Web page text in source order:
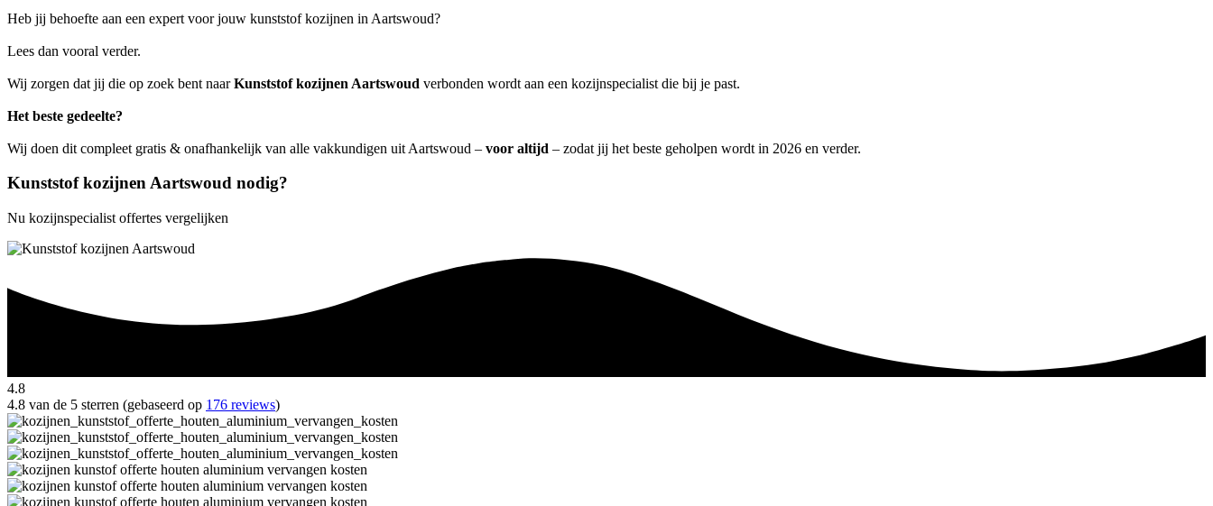
Heb jij behoefte aan een expert voor jouw kunststof kozijnen in Aartswoud?
Lees dan vooral verder.
Wij zorgen dat jij die op zoek bent naarKunststof kozijnen Aartswoud verbonden wordt aan een kozijnspecialist die bij je past.
Het beste gedeelte?
Wij doen dit compleet gratis & onafhankelijk van alle vakkundigen uit Aartswoud – voor altijd – zodat jij het beste geholpen wordt in 2026 en verder.
Kunststof kozijnen Aartswoud nodig?
Nu kozijnspecialist offertes vergelijken
4.8
4.8 van de 5 sterren (gebaseerd op 176 reviews)